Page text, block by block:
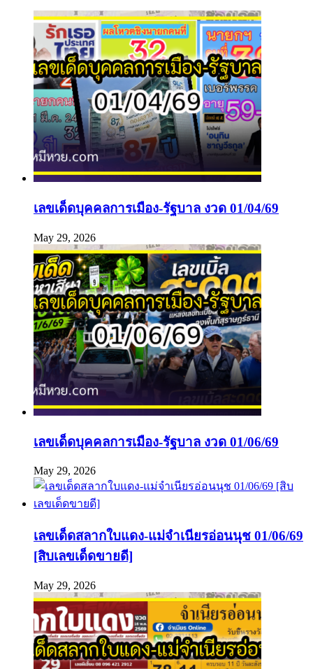
เลขเด็ดบุคคลการเมือง-รัฐบาล งวด 01/04/69
May 29, 2026
เลขเด็ดบุคคลการเมือง-รัฐบาล งวด 01/06/69
May 29, 2026
เลขเด็ดสลากใบแดง-แม่จำเนียรอ่อนนุช 01/06/69
[สิบเลขเด็ดขายดี]
May 29, 2026